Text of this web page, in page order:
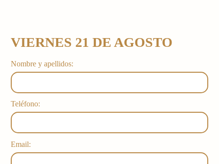
VIERNES 21 DE AGOSTO
Nombre y apellidos:
Teléfono:
Email: